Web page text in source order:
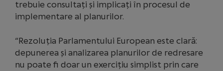
trebuie consultați și implicați în procesul de
implementare al planurilor.
“Rezoluția Parlamentului European este clară:
depunerea și analizarea planurilor de redresare
nu poate fi doar un exercițiu simplist prin care